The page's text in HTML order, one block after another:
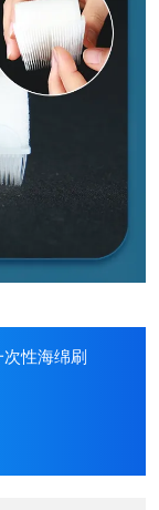
性海绵刷